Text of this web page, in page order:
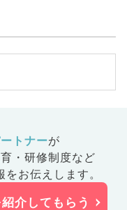
トナーが
・研修制度など
お伝えします。
介してもらう